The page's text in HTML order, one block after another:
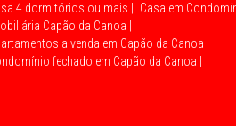
4 dormitórios ou mais |
Casa em
Capão da Canoa |
a venda em Capão da Canoa |
fechado em Capão da Canoa |